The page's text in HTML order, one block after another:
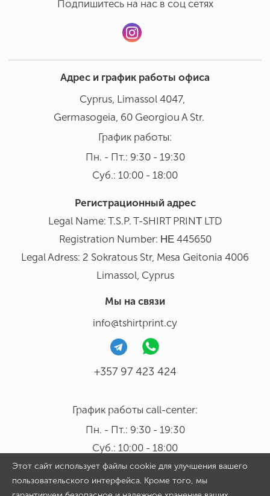
Подпишитесь на нас в соц сетях
Адрес и график работы офиса
Cyprus, Limassol 4047,
Germasogeia, 60 Georgiou A Str.
График работы:
Пн. - Пт.: 9:30 - 19:30
Суб.: 10:00 - 18:00
Регистрационный адрес
Legal Name: T.S.P. T-SHIRT PRINΤ LTD
Registration Number: ΗΕ 445650
Legal Adress: 2 Sokratous Str, Mesa Geitonia 4006
Limassol, Cyprus
Мы на связи
info@tshirtprint.cy
+357 97 423 424
График работы call-center:
Пн. - Пт.: 9:30 - 19:30
Суб.: 10:00 - 18:00
Этот сайт использует файлы cookie для улучшения вашего
пользовательского интерфейса. Кроме того, мы